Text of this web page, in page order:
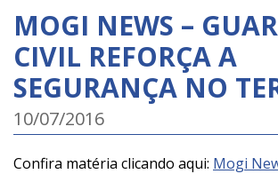
MOGI NEWS –
CIVIL REFORÇA A
SEGURANÇA NO
10/07/2016
Confira matéria clicando aqui: Mogi